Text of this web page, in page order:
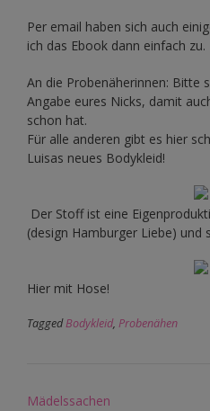
Per email haben sich auch
ich das Ebook dann einfach zu.
An die Probenäherinnen: Bitte
Angabe eures Nicks, damit
schon hat.
Für alle anderen gibt es hier
Luisas neues Bodykleid!
Der Stoff ist eine
(design Hamburger Liebe) und
Hier mit Hose!
TaggedBodykleid, Probenähen
Post
Mädelssachen